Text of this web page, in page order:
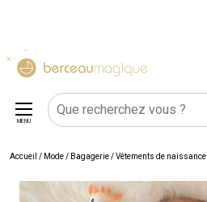
MENU
Accueil / Mode / Bagagerie/Vêtements de naissance